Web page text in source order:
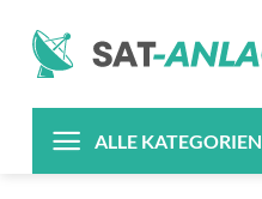
Inhalt
springen
ALLE KATEGORIEN